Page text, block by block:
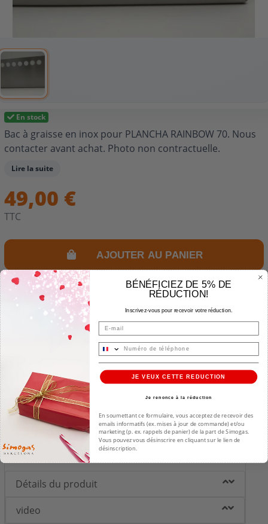
En stock
Bac à graisse en inox pour PLANCHA RAINBOW 70. Nous
contacter avant achat. Photo non contractuelle.
Lire la suite
49,00 €
TTC
AJOUTER AU PANIER
Description
Bac à graisse en inox pour PLANCHA RAINBOW 70.
Nous contacter avant achat. Photo non
contractuelle.
Détails du produit
video
BÉNÉFICIEZ DE 5% DE
RÉDUCTION!
Inscrivez-vous pour recevoir votre réduction.
Email
JE VEUX CETTE REDUCTION
Je renonce à la réduction
En soumettant ce formulaire, vous acceptez de recevoir des
emails informatifs (ex. mises à jour de commande) et/ou
marketing (p. ex. rappels de panier) de la part de Simogas.
Vous pouvez vous désinscrire en cliquant sur le lien de
désinscription.